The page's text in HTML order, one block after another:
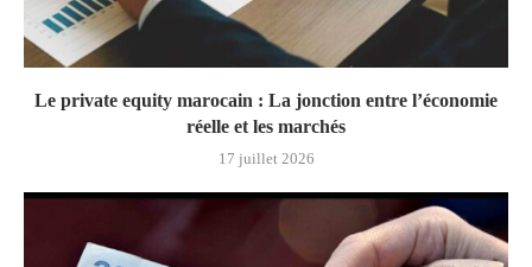
Le private equity marocain : La jonction entre l’économie
réelle et les marchés
17 juillet 2026